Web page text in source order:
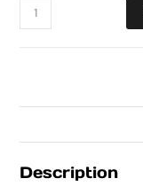
Description